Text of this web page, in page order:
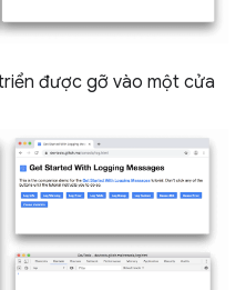
được gỡ vào một cửa